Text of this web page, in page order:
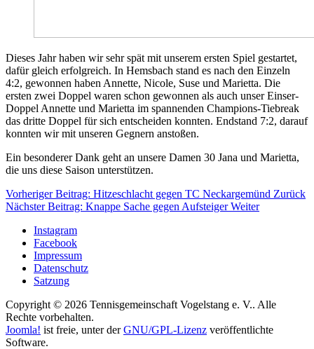
Dieses Jahr haben wir sehr spät mit unserem ersten Spiel gestartet,
dafür gleich erfolgreich. In Hemsbach stand es nach den Einzeln
4:2, gewonnen haben Annette, Nicole, Suse und Marietta. Die
ersten zwei Doppel waren schon gewonnen als auch unser Einser-
Doppel Annette und Marietta im spannenden Champions-Tiebreak
das dritte Doppel für sich entscheiden konnten. Endstand 7:2, darauf
konnten wir mit unseren Gegnern anstoßen.
Ein besonderer Dank geht an unsere Damen 30 Jana und Marietta,
die uns diese Saison unterstützen.
Vorheriger Beitrag: Hitzeschlacht gegen TC Neckargemünd Zurück
Nächster Beitrag: Knappe Sache gegen AufsteigerWeiter
Instagram
Facebook
Impressum
Datenschutz
Satzung
Copyright © 2026 Tennisgemeinschaft Vogelstang e. V.. Alle
Rechte vorbehalten.
Joomla! ist freie, unter derGNU/GPL-Lizenz veröffentlichte
Software.